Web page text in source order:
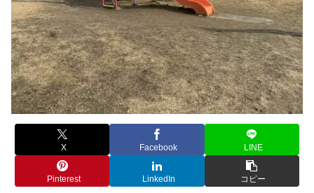
X Facebook LINE
Pinterest LinkedIn コピー